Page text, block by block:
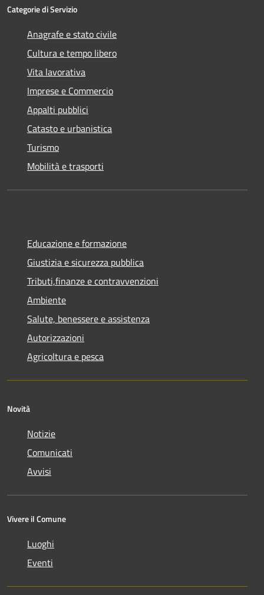
Categorie di Servizio
Anagrafe e stato civile
Cultura e tempo libero
Vita lavorativa
Imprese e Commercio
Appalti pubblici
Catasto e urbanistica
Turismo
Mobilità e trasporti
Educazione e formazione
Giustizia e sicurezza pubblica
Tributi,finanze e contravvenzioni
Ambiente
Salute, benessere e assistenza
Autorizzazioni
Agricoltura e pesca
Novità
Notizie
Comunicati
Avvisi
Vivere il Comune
Luoghi
Eventi